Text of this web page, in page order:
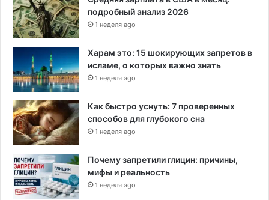
подробный анализ 2026
1 неделя ago
Харам это: 15 шокирующих запретов в
исламе, о которых важно знать
1 неделя ago
Как быстро уснуть: 7 проверенных
способов для глубокого сна
1 неделя ago
Почему запретили глицин: причины,
мифы и реальность
1 неделя ago